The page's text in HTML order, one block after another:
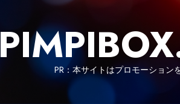
content
PR：本サイトはプロモーション